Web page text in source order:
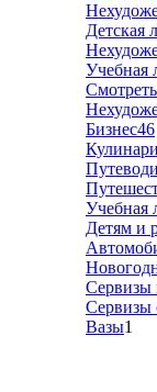
Детская
Учебная
Бизнес46
Учебная
Детям и
Сервизы
Сервизы
Вазы1